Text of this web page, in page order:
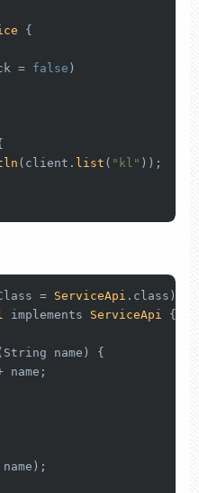
{
= false )
(client. list ( "kl" ));
= ServiceApi . class )
implements ServiceApi {
String name ) {
name;
name);